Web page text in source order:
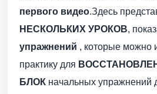
первого видео.Здесь
НЕСКОЛЬКИХ УРОКОВ,
упражнений , которые можно
практику для
БЛОК начальных упражнений